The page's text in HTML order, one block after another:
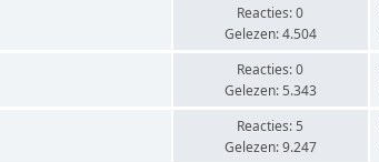
Reacties: 0
Gelezen: 4.504
Reacties: 0
Gelezen: 5.343
Reacties: 5
Gelezen: 9.247